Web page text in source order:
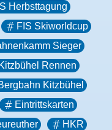
Herbsttagung
FIS Skiworldcup
Sieger
Kitzbühel Rennen
Kitzbühel
Eintrittskarten
HKR